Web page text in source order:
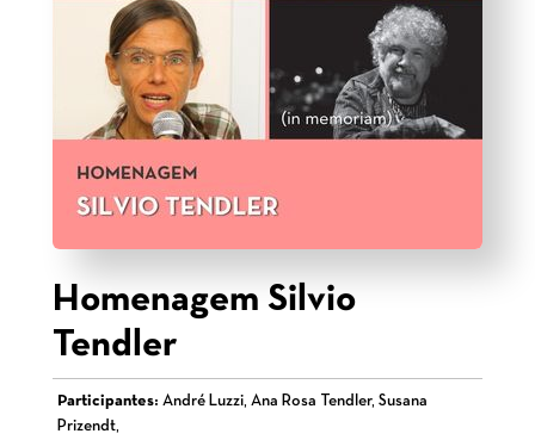
Homenagem Silvio
Tendler
Participantes: André Luzzi, Ana Rosa Tendler, Susana
Prizendt,